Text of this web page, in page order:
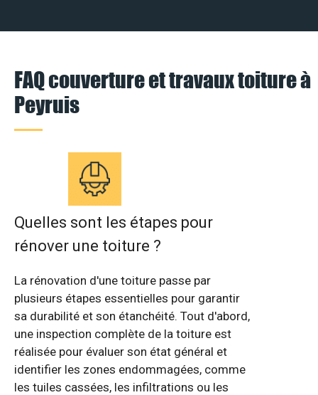
FAQ couverture et travaux toiture à
Peyruis
Quelles sont les étapes pour
rénover une toiture ?
La rénovation d'une toiture passe par
plusieurs étapes essentielles pour garantir
sa durabilité et son étanchéité. Tout d'abord,
une inspection complète de la toiture est
réalisée pour évaluer son état général et
identifier les zones endommagées, comme
les tuiles cassées, les infiltrations ou les